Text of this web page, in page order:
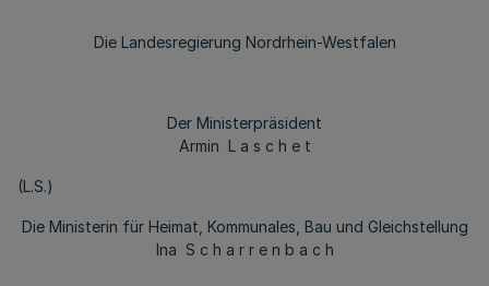
Die Landesregierung Nordrhein-Westfalen
Der Ministerpräsident
Armin L a s c h e t
(L.S.)
Die Ministerin für Heimat, Kommunales, Bau und Gleichstellung
Ina S c h a r r e n b a c h